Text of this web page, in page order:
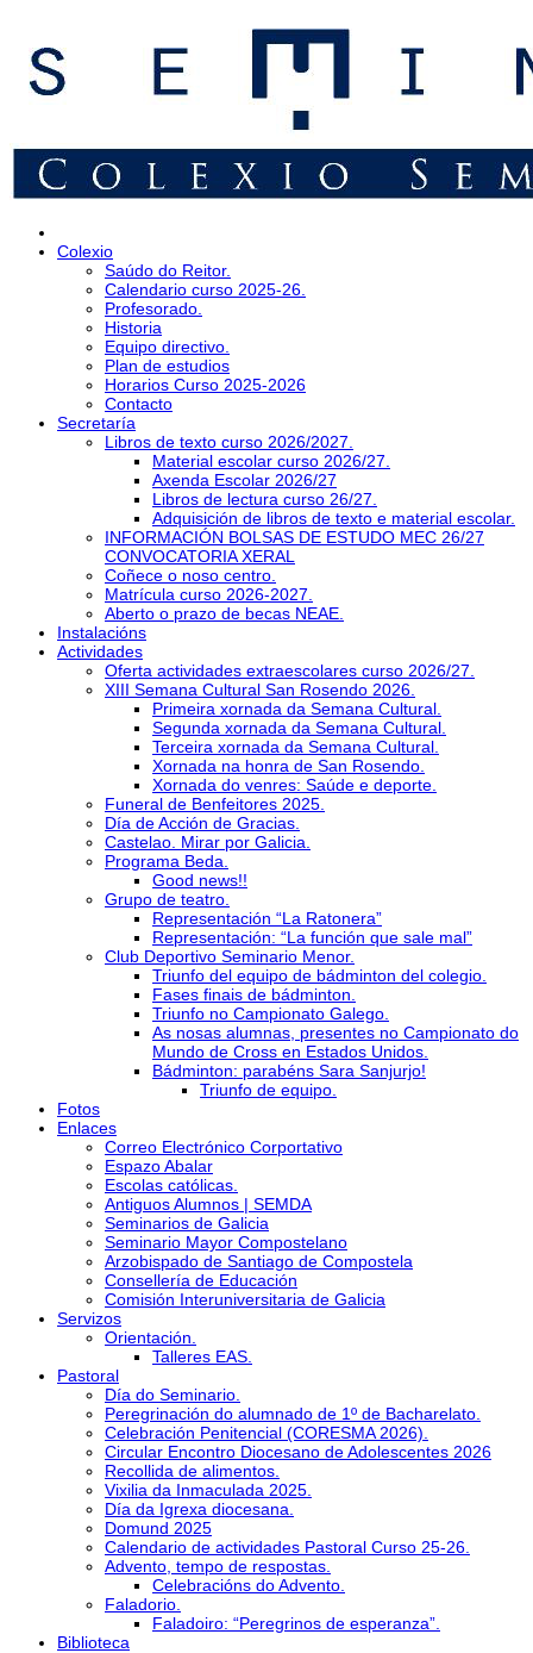
Colexio
Saúdo do Reitor.
Calendario curso 2025-26.
Profesorado.
Historia
Equipo directivo.
Plan de estudios
Horarios Curso 2025-2026
Contacto
Secretaría
Libros de texto curso 2026/2027.
Material escolar curso 2026/27.
Axenda Escolar 2026/27
Libros de lectura curso 26/27.
Adquisición de libros de texto e material escolar.
INFORMACIÓN BOLSAS DE ESTUDO MEC 26/27
CONVOCATORIA XERAL
Coñece o noso centro.
Matrícula curso 2026-2027.
Aberto o prazo de becas NEAE.
Instalacións
Actividades
Oferta actividades extraescolares curso 2026/27.
XIII Semana Cultural San Rosendo 2026.
Primeira xornada da Semana Cultural.
Segunda xornada da Semana Cultural.
Terceira xornada da Semana Cultural.
Xornada na honra de San Rosendo.
Xornada do venres: Saúde e deporte.
Funeral de Benfeitores 2025.
Día de Acción de Gracias.
Castelao. Mirar por Galicia.
Programa Beda.
Good news!!
Grupo de teatro.
Representación “La Ratonera”
Representación: “La función que sale mal”
Club Deportivo Seminario Menor.
Triunfo del equipo de bádminton del colegio.
Fases finais de bádminton.
Triunfo no Campionato Galego.
As nosas alumnas, presentes no Campionato do
Mundo de Cross en Estados Unidos.
Bádminton: parabéns Sara Sanjurjo!
Triunfo de equipo.
Fotos
Enlaces
Correo Electrónico Corportativo
Espazo Abalar
Escolas católicas.
Antiguos Alumnos | SEMDA
Seminarios de Galicia
Seminario Mayor Compostelano
Arzobispado de Santiago de Compostela
Consellería de Educación
Comisión Interuniversitaria de Galicia
Servizos
Orientación.
Talleres EAS.
Pastoral
Día do Seminario.
Peregrinación do alumnado de 1º de Bacharelato.
Celebración Penitencial (CORESMA 2026).
Circular Encontro Diocesano de Adolescentes 2026
Recollida de alimentos.
Vixilia da Inmaculada 2025.
Día da Igrexa diocesana.
Domund 2025
Calendario de actividades Pastoral Curso 25-26.
Advento, tempo de respostas.
Celebracións do Advento.
Faladorio.
Faladoiro: “Peregrinos de esperanza”.
Biblioteca